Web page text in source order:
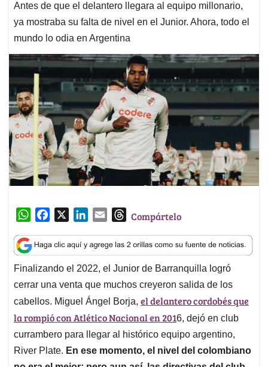
Antes de que el delantero llegara al equipo millonario,
ya mostraba su falta de nivel en el Junior. Ahora, todo el
mundo lo odia en Argentina
W
a
t
s
A
p
p
c
e
b
o
o
k
n
k
e
d
I
n
a
i
l
T
r
e
a
d
s
Compártelo
Finalizando el 2022, el Junior de Barranquilla logró
cerrar una venta que muchos creyeron salida de los
cabellos. Miguel Ángel Borja, el delantero cordobés que
la rompió con Atlético Nacional en 2016, dejó en club
currambero para llegar al histórico equipo argentino,
River Plate. En ese momento, el nivel del colombiano